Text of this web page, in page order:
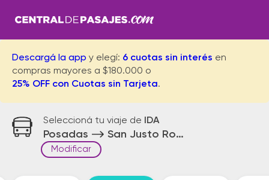
Descargá la app y elegí: 6 cuotas sin interés en
compras mayores a $180.000 o
25% OFF con Cuotas sin Tarjeta.
Seleccioná tu viaje de IDA
Posadas San Justo Rotonda
Modificar